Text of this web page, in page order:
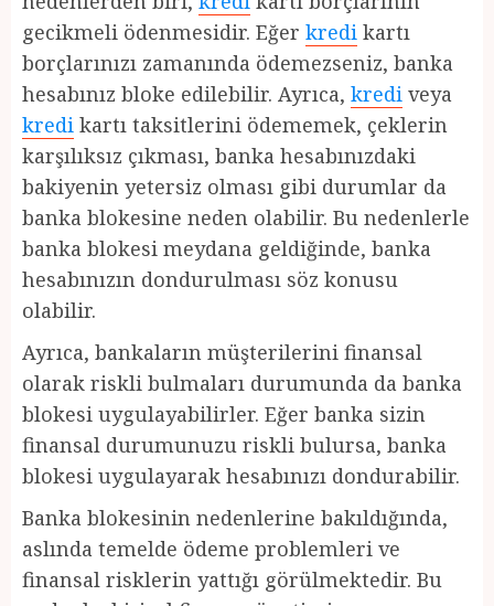
gecikmeli ödenmesidir. Eğer kredi kartı
borçlarınızı zamanında ödemezseniz, banka
hesabınız bloke edilebilir. Ayrıca, kredi veya
kredi kartı taksitlerini ödememek, çeklerin
karşılıksız çıkması, banka hesabınızdaki
bakiyenin yetersiz olması gibi durumlar da
banka blokesine neden olabilir. Bu nedenlerle
banka blokesi meydana geldiğinde, banka
hesabınızın dondurulması söz konusu
olabilir.
Ayrıca, bankaların müşterilerini finansal
olarak riskli bulmaları durumunda da banka
blokesi uygulayabilirler. Eğer banka sizin
finansal durumunuzu riskli bulursa, banka
blokesi uygulayarak hesabınızı dondurabilir.
Banka blokesinin nedenlerine bakıldığında,
aslında temelde ödeme problemleri ve
finansal risklerin yattığı görülmektedir. Bu